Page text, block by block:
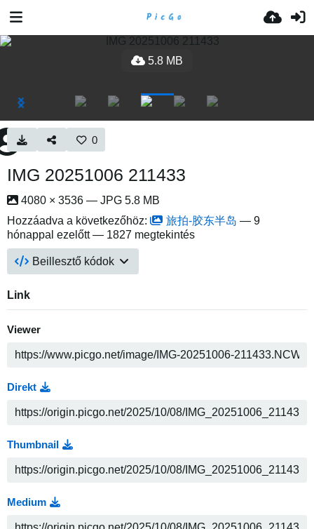
5.8 MB
0
IMG 20251006 211433
4080 × 3536 — JPG 5.8 MB
Hozzáadva a következőhöz:
旅拍-胶东半岛 — 9
hónappal ezelőtt— 1827 megtekintés
Beillesztő kódok
Link
Viewer
Direkt
Thumbnail
Medium